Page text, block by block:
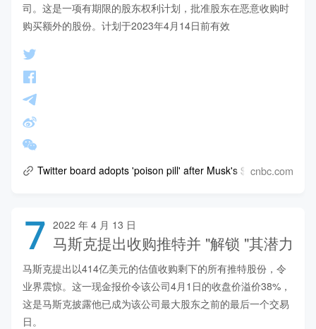
司。这是一项有期限的股东权利计划，批准股东在恶意收购时
购买额外的股份。计划于2023年4月14日前有效
Twitter board adopts 'poison pill' after Musk's $43 billion bid
cnbc.com
7 2022 年 4 月 13 日
马斯克提出收购推特并 "解锁 "其潜力
马斯克提出以414亿美元的估值收购剩下的所有推特股份，令
业界震惊。这一现金报价令该公司4月1日的收盘价溢价38%，
这是马斯克披露他已成为该公司最大股东之前的最后一个交易
日。